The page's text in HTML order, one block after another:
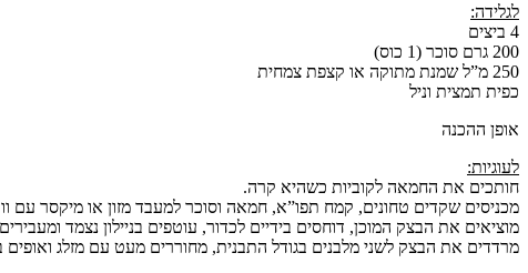
לגלידה:
4 ביצים
200 גרם סוכר (1 כוס)
250 מ”ל שמנת מתוקה או קצפת צמחית
כפית תמצית וניל
אופן ההכנה
לעוגיות:
חותכים את החמאה לקוביות כשהיא קרה.
מכניסים שקדים טחונים, קמח תפו”א, חמאה וסוכר למעבד מזון או מיקסר
מוציאים את הבצק המוכן, דוחסים בידיים לכדור, עוטפים בניילון נצמד
מרדדים את הבצק לשני מלבנים בגודל התבנית, מחוררים מעט עם מזלג ואופים ב-200 מעלות, 10-8 דקות עד שיבש ומתחיל להשחים. מקררים